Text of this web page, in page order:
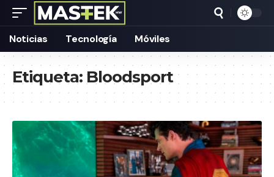
Noticias Tecnología Móviles
Etiqueta:Bloodsport